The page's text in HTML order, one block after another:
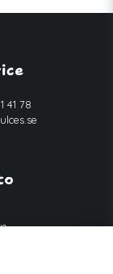
41 78